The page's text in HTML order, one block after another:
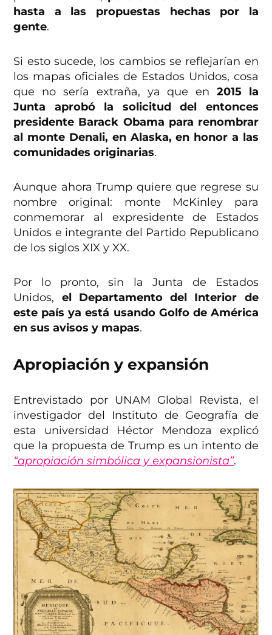
hasta a las propuestas hechas por la
gente.
Si esto sucede, los cambios se reflejarían en
los mapas oficiales de Estados Unidos, cosa
que no sería extraña, ya que en 2015 la
Junta aprobó la solicitud del entonces
presidente Barack Obama para renombrar
al monte Denali, en Alaska, en honor a las
comunidades originarias.
Aunque ahora Trump quiere que regrese su
nombre original: monte McKinley para
conmemorar al expresidente de Estados
Unidos e integrante del Partido Republicano
de los siglos XIX y XX.
Por lo pronto, sin la Junta de Estados
Unidos, el Departamento del Interior de
este país ya está usando Golfo de América
en sus avisos y mapas.
Apropiación y expansión
Entrevistado por UNAM Global Revista, el
investigador del Instituto de Geografía de
esta universidad Héctor Mendoza explicó
que la propuesta de Trump es un intento de
“apropiación simbólica y expansionista”.